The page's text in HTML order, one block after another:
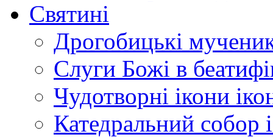
Святині
Дрогобицькі
Слуги Божі в
Чудотворні ікони
Катедральний собор